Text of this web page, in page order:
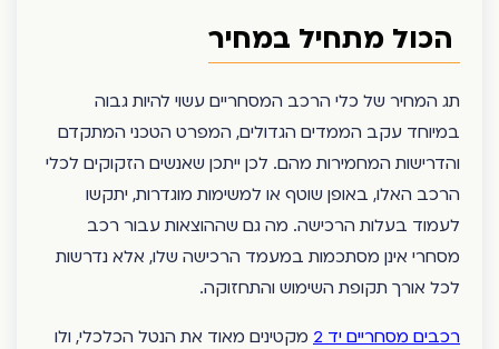
הכול מתחיל במחיר
תג המחיר של כלי הרכב המסחריים עשוי להיות גבוה
במיוחד עקב הממדים הגדולים, המפרט הטכני המתקדם
והדרישות המחמירות מהם. לכן ייתכן שאנשים הזקוקים לכלי
הרכב האלו, באופן שוטף או למשימות מוגדרות, יתקשו
לעמוד בעלות הרכישה. מה גם שההוצאות עבור רכב
מסחרי אינן מסתכמות במעמד הרכישה שלו, אלא נדרשות
לכל אורך תקופת השימוש והתחזוקה.
רכבים מסחריים יד 2
מקטינים מאוד את הנטל הכלכלי, ולו